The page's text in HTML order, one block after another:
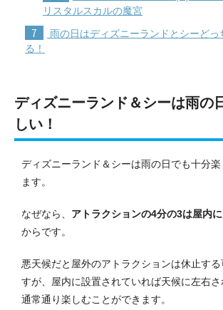
リスタルスカルの魔宮
7
雨の日はディズニーランドとシーどっ
る！
ディズニーランド＆シーは雨の
しい！
ディズニーランド＆シーは雨の日でも十分楽
ます。
なぜなら、 アトラクションの4分の3は屋内
からです。
悪天候だと屋外のアトラクションは休止す
すが、屋内に設置されていれば天候に左右さ
通常通り楽しむことができます。